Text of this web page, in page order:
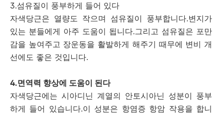
3.섬유질이 풍부하게 들어 있다
자색당근은 열량도 작으며 섬유질이 풍부합니다.변지가
있는 분들에게 아주 도움이 됩니다.그리고 섬유질은 포만
감을 높여주고 장운동을 활발하게 해주기 때무에 변비 개
선에도 좋은 것입니다.
4.면역력 향상에 도움이 된다
자색당근에는 시아디닌 계열의 안토시아닌 성분이 풍부
하게 들어 있습니다.이 성분은 항염증 항암 작용을 합니